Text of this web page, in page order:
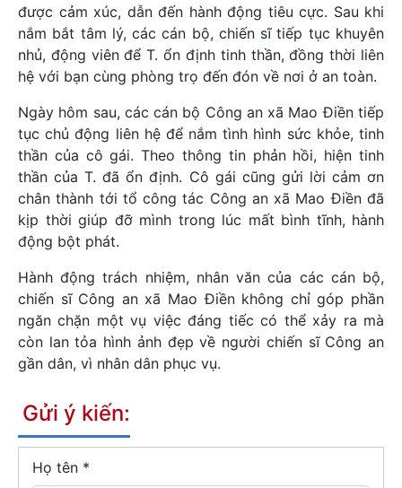
được cảm xúc, dẫn đến hành động tiêu cực. Sau khi
nắm bắt tâm lý, các cán bộ, chiến sĩ tiếp tục khuyên
nhủ, động viên để T. ổn định tinh thần, đồng thời liên
hệ với bạn cùng phòng trọ đến đón về nơi ở an toàn.
Ngày hôm sau, các cán bộ Công an xã Mao Điền tiếp
tục chủ động liên hệ để nắm tình hình sức khỏe, tinh
thần của cô gái. Theo thông tin phản hồi, hiện tinh
thần của T. đã ổn định. Cô gái cũng gửi lời cảm ơn
chân thành tới tổ công tác Công an xã Mao Điền đã
kịp thời giúp đỡ mình trong lúc mất bình tĩnh, hành
động bột phát.
Hành động trách nhiệm, nhân văn của các cán bộ,
chiến sĩ Công an xã Mao Điền không chỉ góp phần
ngăn chặn một vụ việc đáng tiếc có thể xảy ra mà
còn lan tỏa hình ảnh đẹp về người chiến sĩ Công an
gần dân, vì nhân dân phục vụ.
Gửi ý kiến:
Họ tên *